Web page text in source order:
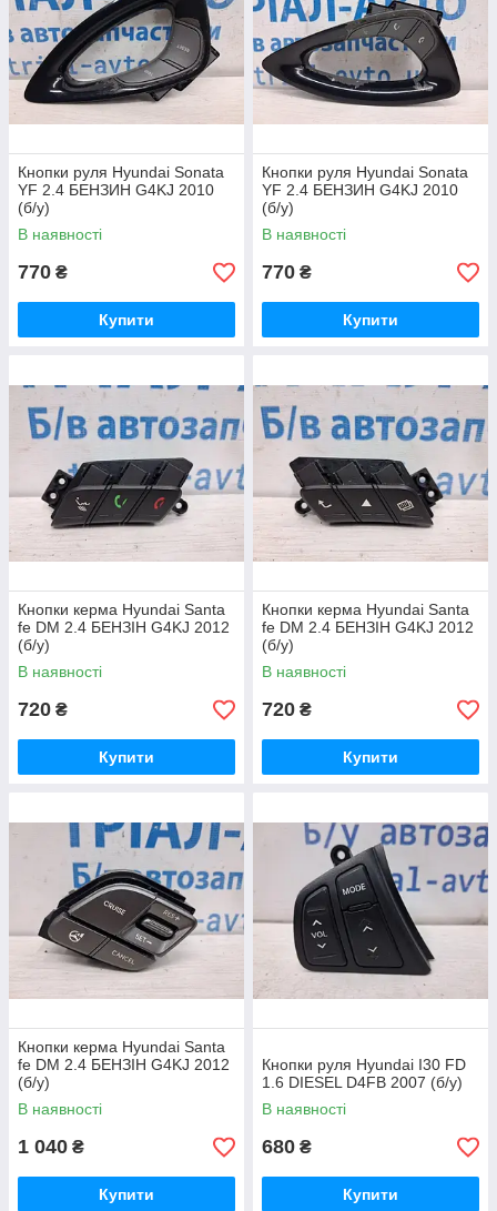
Кнопки руля Hyundai Sonata
YF 2.4 БЕНЗИН G4KJ 2010
(б/у)
В наявності
770 ₴
Купити
Кнопки руля Hyundai Sonata
YF 2.4 БЕНЗИН G4KJ 2010
(б/у)
В наявності
770 ₴
Купити
Кнопки керма Hyundai Santa
fe DM 2.4 БЕНЗІН G4KJ 2012
(б/у)
В наявності
720 ₴
Купити
Кнопки керма Hyundai Santa
fe DM 2.4 БЕНЗІН G4KJ 2012
(б/у)
В наявності
720 ₴
Купити
Кнопки керма Hyundai Santa
fe DM 2.4 БЕНЗІН G4KJ 2012
(б/у)
В наявності
1 040 ₴
Купити
Кнопки руля Hyundai I30 FD
1.6 DIESEL D4FB 2007 (б/у)
В наявності
680 ₴
Купити